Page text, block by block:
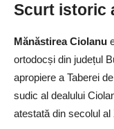
Scurt istoric
Mănăstirea Ciolanu
ortodocși din județul
apropiere a Taberei
sudic al dealului
atestată din secolul al